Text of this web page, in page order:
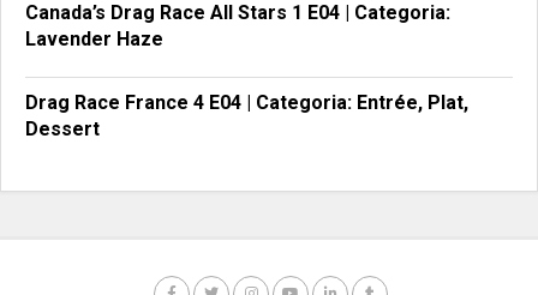
Canada’s Drag Race All Stars 1 E04 | Categoria:
Lavender Haze
Drag Race France 4 E04 | Categoria: Entrée, Plat,
Dessert